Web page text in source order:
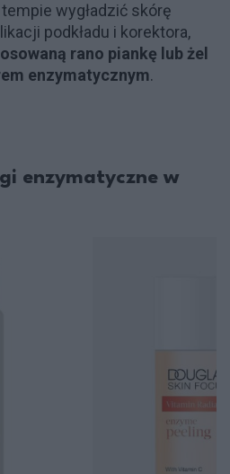
wygładzić skórę
podkładu i korektora,
rano piankę lub żel
enzymatycznym.
enzymatyczne w